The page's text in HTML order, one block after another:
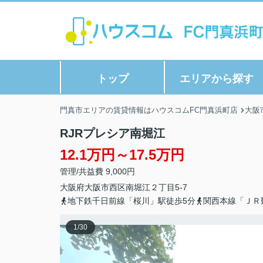
トップ エリアから探す
門真市エリアの賃貸情報はハウスコムFC門真浜町店 大阪
RJRプレシア南堀江
12.1万円～17.5万円
管理/共益費 9,000円
大阪府大阪市西区南堀江２丁目5-7
地下鉄千日前線「桜川」駅徒歩5分
関西本線「Ｊ
1/30